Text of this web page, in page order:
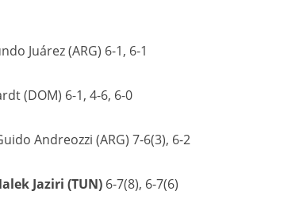
Juárez (ARG) 6-1, 6-1
(DOM) 6-1, 4-6, 6-0
Andreozzi (ARG) 7-6(3), 6-2
Jaziri (TUN)6-7(8), 6-7(6)